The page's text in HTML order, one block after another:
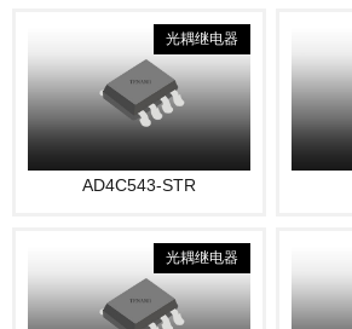
光耦继电器
AD4C543-STR
光耦继电器